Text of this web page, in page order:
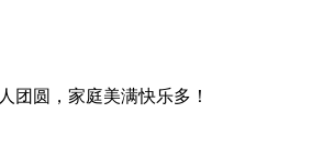
团圆，家庭美满快乐多！